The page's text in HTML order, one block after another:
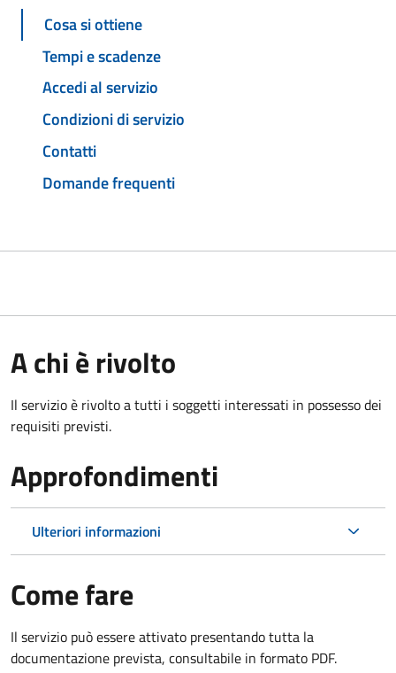
Cosa si ottiene
Tempi e scadenze
Accedi al servizio
Condizioni di servizio
Contatti
Domande frequenti
A chi è rivolto
Il servizio è rivolto a tutti i soggetti interessati in possesso dei
requisiti previsti.
Approfondimenti
Ulteriori informazioni
Come fare
Il servizio può essere attivato presentando tutta la
documentazione prevista, consultabile in formato PDF.